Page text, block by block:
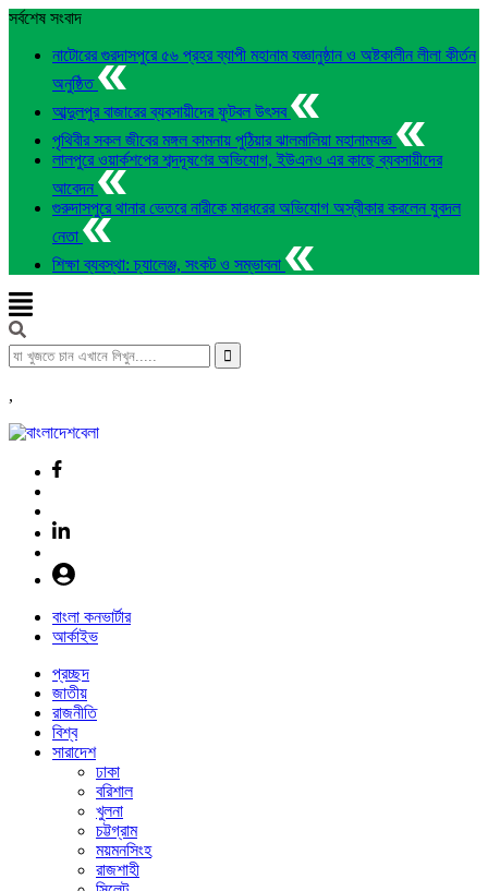
সর্বশেষ সংবাদ
নাটোরের গুরদাসপুরে ৫৬ প্রহর ব্যাপী মহানাম যজ্ঞানুষ্ঠান ও অষ্টকালীন লীলা কীর্তন
অনুষ্ঠিত
আব্দুলপুর বাজারের ব্যবসায়ীদের ফুটবল উৎসব
পৃথিবীর সকল জীবের মঙ্গল কামনায় পুঠিয়ার ঝালমালিয়া মহানামযজ্ঞ
লালপুরে ওয়ার্কশপের শব্দদূষণের অভিযোগ, ইউএনও এর কাছে ব্যবসায়ীদের
আবেদন
গুরুদাসপুরে থানার ভেতরে নারীকে মারধরের অভিযোগ অস্বীকার করলেন যুবদল
নেতা
শিক্ষা ব্যবস্থা: চ্যালেঞ্জ, সংকট ও সম্ভাবনা
,
বাংলা কনভার্টার
আর্কাইভ
প্রচ্ছদ
জাতীয়
রাজনীতি
বিশ্ব
সারাদেশ
ঢাকা
বরিশাল
খুলনা
চট্টগ্রাম
ময়মনসিংহ
রাজশাহী